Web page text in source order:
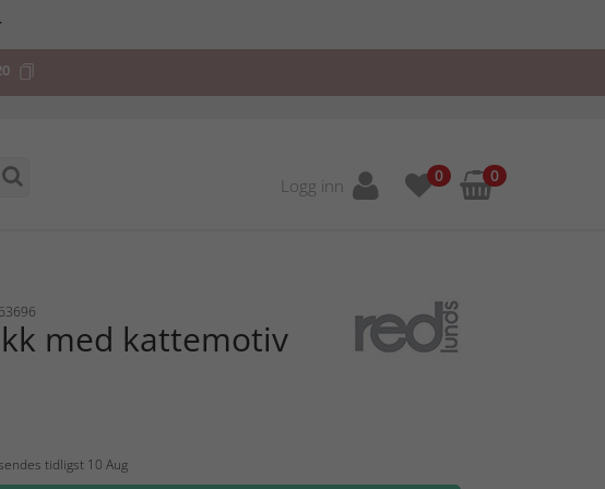
Logg inn 0 0
med kattemotiv
tidligst 10 Aug